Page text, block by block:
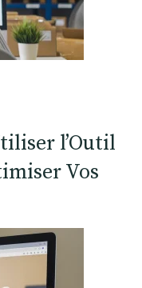
l’Outil
Vos